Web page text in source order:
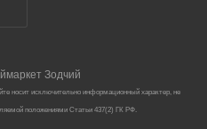
Зодчий
носит исключительно информационный характер, не
положениями Статьи 437(2) ГК РФ.